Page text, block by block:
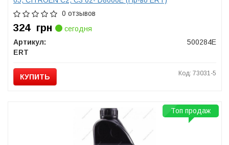
0 отзывов
324 грн
сегодня
Артикул:
500284E
ERT
КУПИТЬ Код: 73031-5
Топ продаж